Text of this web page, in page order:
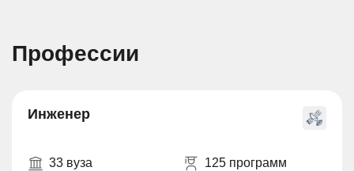
Профессии
Инженер
33 вуза 125 программ